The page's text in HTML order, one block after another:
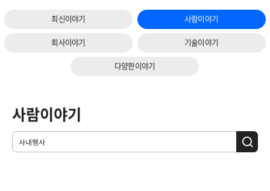
최신이야기 사람이야기
회사이야기 기술이야기
다양한이야기
사람이야기